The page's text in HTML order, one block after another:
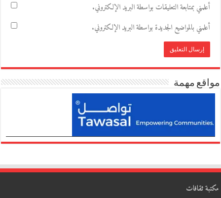
أعلمني بمتابعة التعليقات بواسطة البريد الإلكتروني.
أعلمني بالمواضيع الجديدة بواسطة البريد الإلكتروني.
مواقع مهمة
مكتبة ثقافات